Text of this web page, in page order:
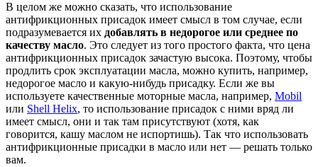
В целом же можно сказать, что использование
антифрикционных присадок имеет смысл в том случае, если
подразумевается их добавлять в недорогое или среднее по
качеству масло. Это следует из того простого факта, что цена
антифрикционных присадок зачастую высока. Поэтому, чтобы
продлить срок эксплуатации масла, можно купить, например,
недорогое масло и какую-нибудь присадку. Если же вы
используете качественные моторные масла, например, Mobil
или Shell Helix, то использование присадок с ними вряд ли
имеет смысл, они и так там присутствуют (хотя, как
говорится, кашу маслом не испортишь). Так что использовать
антифрикционные присадки в масло или нет — решать только
вам.